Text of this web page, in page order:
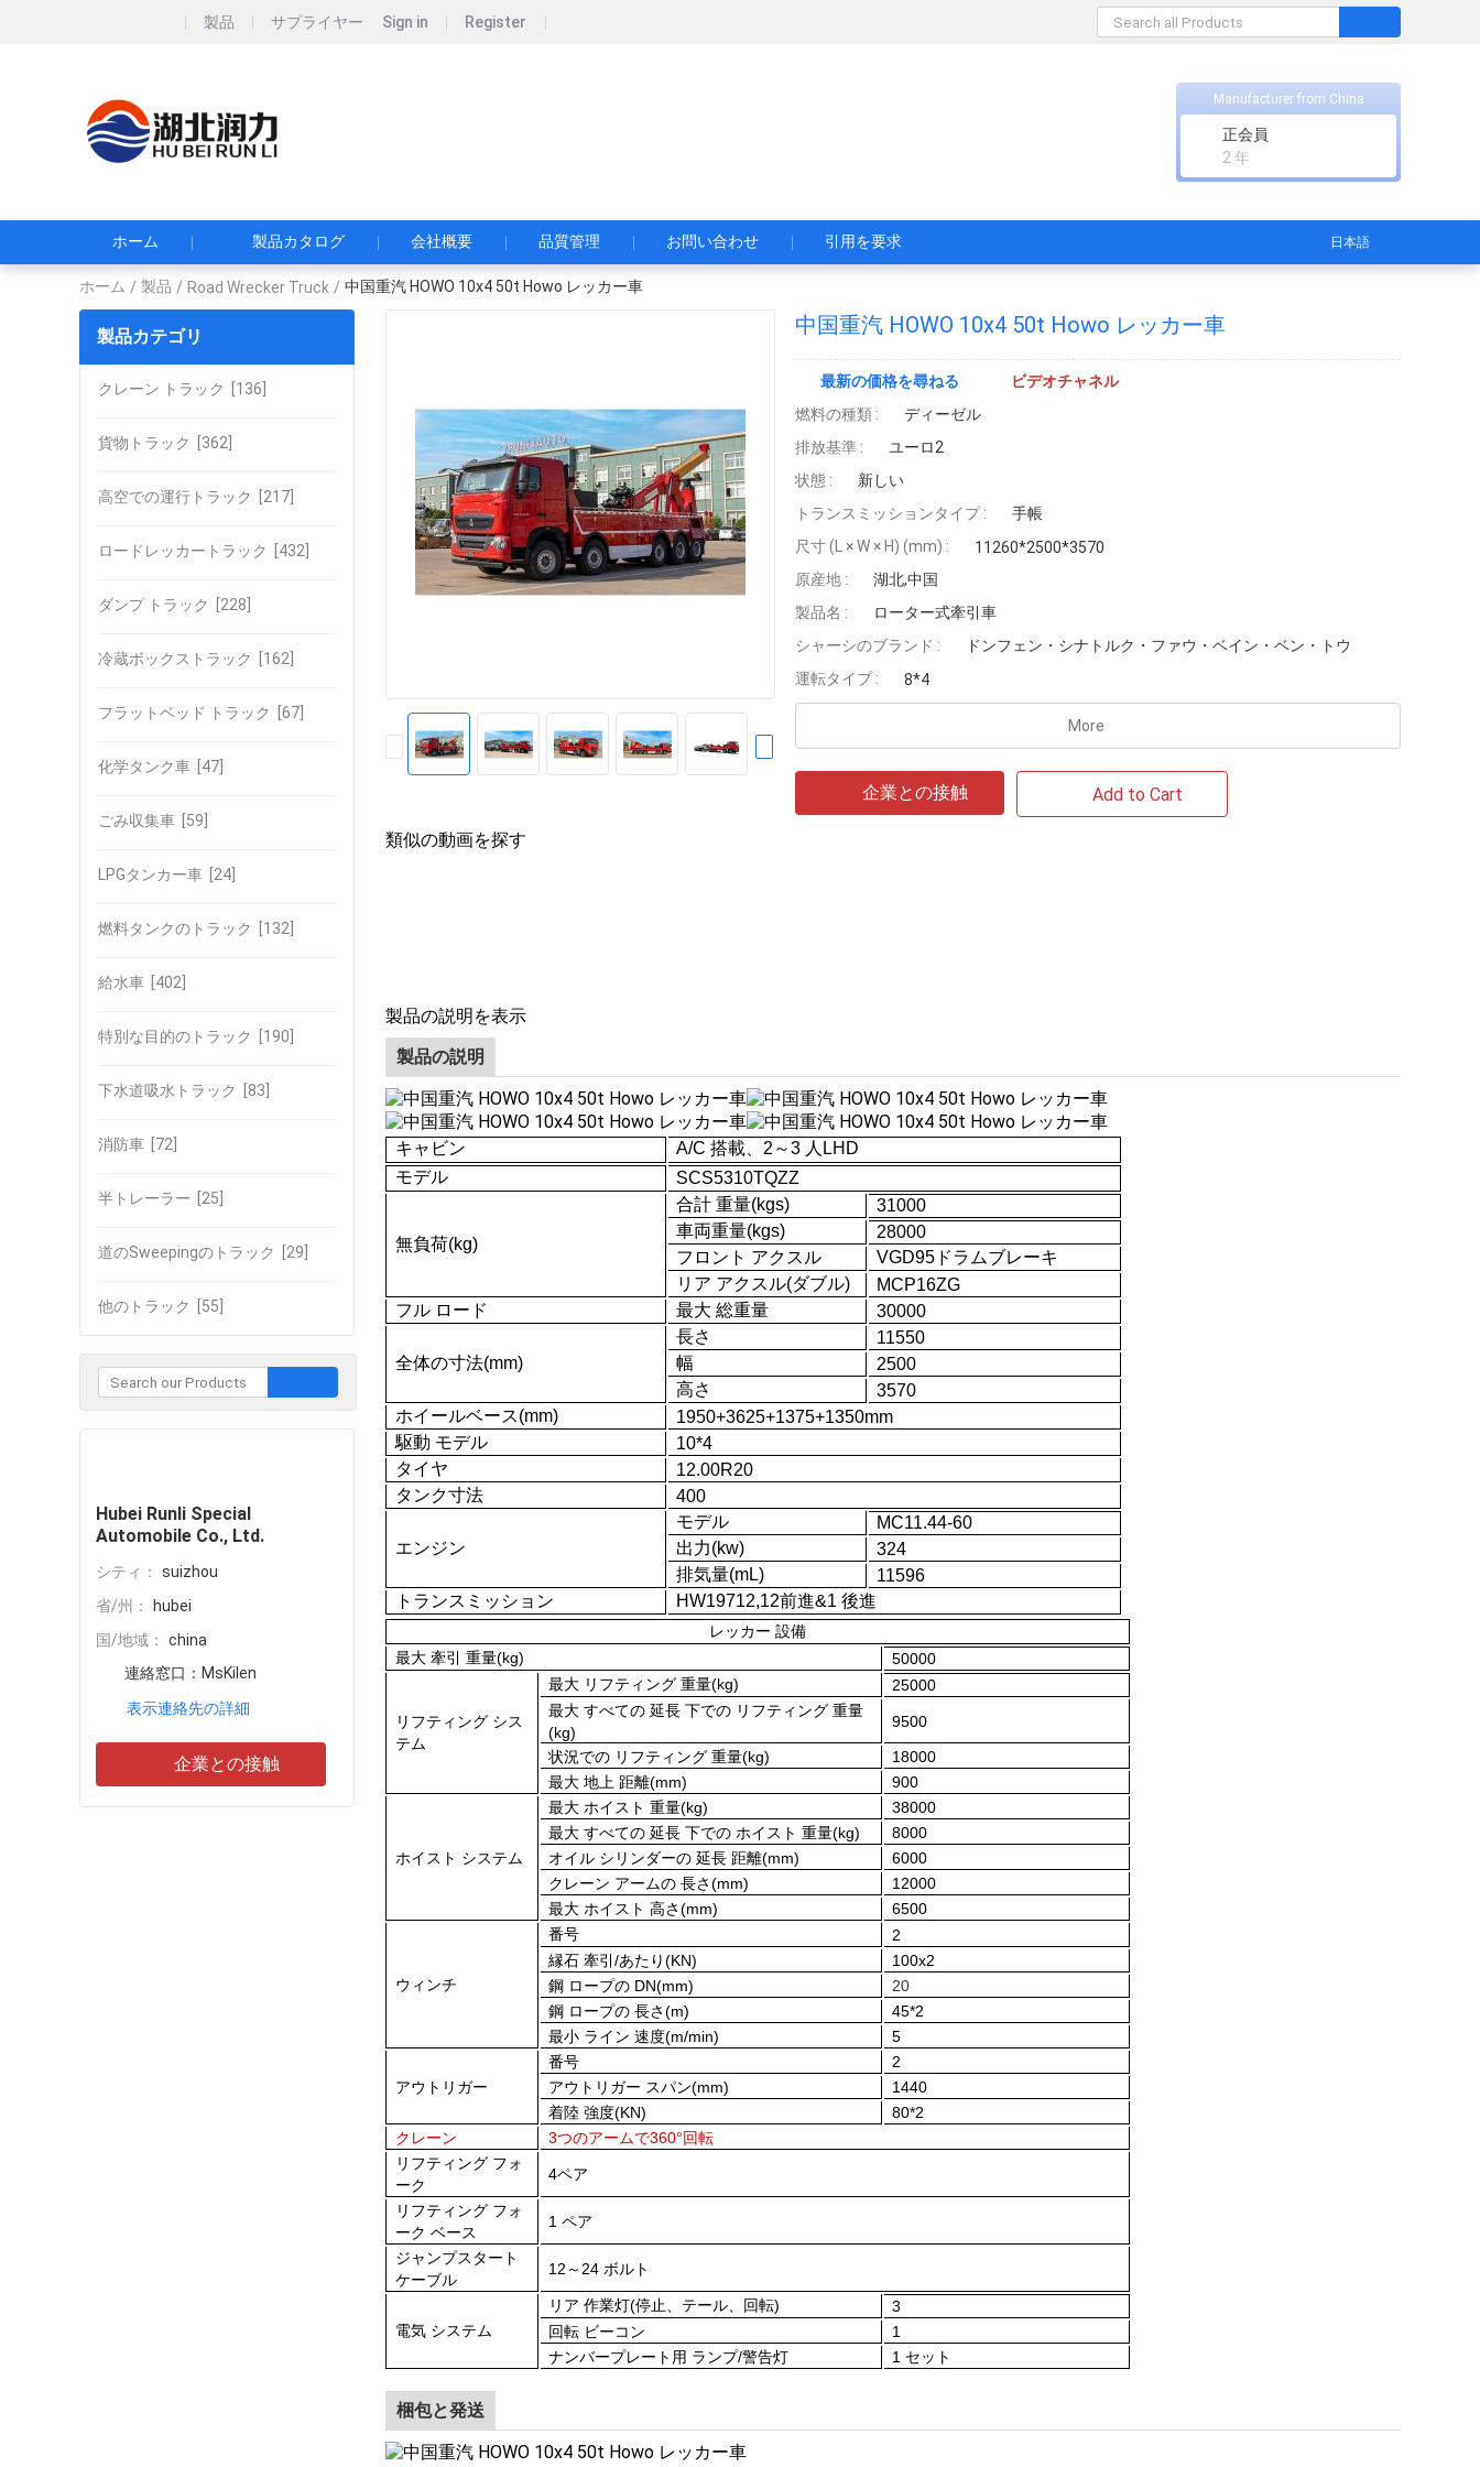
製品 サプライヤー Sign in Register
Manufacturer from China
正会員
2 年
ホーム 製品カタログ 会社概要 品質管理 お問い合わせ 引用を要求 日本語
ホーム / 製品 / Road Wrecker Truck / 中国重汽 HOWO 10x4 50t Howo レッカー車
製品カテゴリ
クレーン トラック [136]
貨物トラック [362]
高空での運行トラック [217]
ロードレッカートラック [432]
ダンプ トラック [228]
冷蔵ボックストラック [162]
フラットベッド トラック [67]
化学タンク車 [47]
ごみ収集車 [59]
LPGタンカー車 [24]
燃料タンクのトラック [132]
給水車 [402]
特別な目的のトラック [190]
下水道吸水トラック [83]
消防車 [72]
半トレーラー [25]
道のSweepingのトラック [29]
他のトラック [55]
Hubei Runli Special
Automobile Co., Ltd.
シティ：
suizhou
省/州：
hubei
国/地域：
china
連絡窓口： MsKilen
表示連絡先の詳細
企業との接触
中国重汽 HOWO 10x4 50t Howo レッカー車
最新の価格を尋ねる
ビデオチャネル
燃料の種類 :
ディーゼル
排放基準 :
ユーロ2
状態 :
新しい
トランスミッションタイプ :
手帳
尺寸 (L × W × H) (mm) :
11260*2500*3570
原産地 :
湖北,中国
製品名 :
ローター式牽引車
シャーシのブランド :
ドンフェン・シナトルク・ファウ・ベイン・ベン・トウ
運転タイプ :
8*4
More
企業との接触 Add to Cart
類似の動画を探す
製品の説明を表示
製品の説明
キャビン A/C 搭載、2～3 人 LHD
モデル
SCS5310TQZZ
無負荷(kg)
合計 重量(kgs)
31000
車両重量(kgs)
28000
フロント アクスル
VGD95 ドラムブレーキ
リア アクスル(ダブル) MCP16ZG
フル ロード
最大 総重量 30000
全体の寸法(mm)
長さ 11550
幅
2500
高さ
3570
ホイールベース(mm)
1950+3625+1375+1350mm
駆動 モデル
10*4
タイヤ
12.00R20
タンク寸法
400
エンジン
モデル
MC11.44-60
出力(kw)
324
排気量(mL)
11596
トランスミッション
HW19712,12前進&1 後進
レッカー 設備
最大 牽引 重量(kg)
50000
リフティング シス
テム
最大 リフティング 重量(kg)
25000
最大 すべての 延長 下での リフティング 重量
(kg)
9500
状況での リフティング 重量(kg)
18000
最大 地上 距離(mm)
900
ホイスト システム
最大 ホイスト 重量(kg)
38000
最大 すべての 延長 下での ホイスト 重量(kg)
8000
オイル シリンダーの 延長 距離(mm)
6000
クレーン アームの 長さ(mm)
12000
最大 ホイスト 高さ(mm)
6500
ウィンチ
番号
2
縁石 牽引/あたり(KN)
100x2
鋼 ロープの DN(mm)
20
鋼 ロープの 長さ(m)
45*2
最小 ライン 速度(m/min)
5
アウトリガー
番号
2
アウトリガー スパン(mm)
1440
着陸 強度(KN)
80*2
クレーン
3つのアームで360°回転
リフティング フォ
ーク
4ペア
リフティング フォ
ーク ベース
1 ペア
ジャンプスタート
ケーブル
12～24 ボルト
電気 システム
リア 作業灯(停止、テール、回転)
3
回転 ビーコン
1
ナンバープレート用 ランプ/警告灯 1 セット
梱包と発送